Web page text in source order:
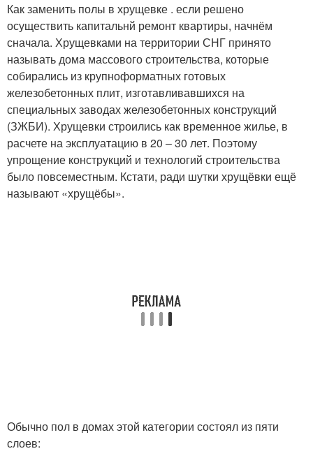
Как заменить полы в хрущевке . если решено
осуществить капитальнй ремонт квартиры, начнём
сначала. Хрущевками на территории СНГ принято
называть дома массового строительства, которые
собирались из крупноформатных готовых
железобетонных плит, изготавливавшихся на
специальных заводах железобетонных конструкций
(ЗЖБИ). Хрущевки строились как временное жилье, в
расчете на эксплуатацию в 20 – 30 лет. Поэтому
упрощение конструкций и технологий строительства
было повсеместным. Кстати, ради шутки хрущёвки ещё
называют «хрущёбы».
Обычно пол в домах этой категории состоял из пяти
слоев: